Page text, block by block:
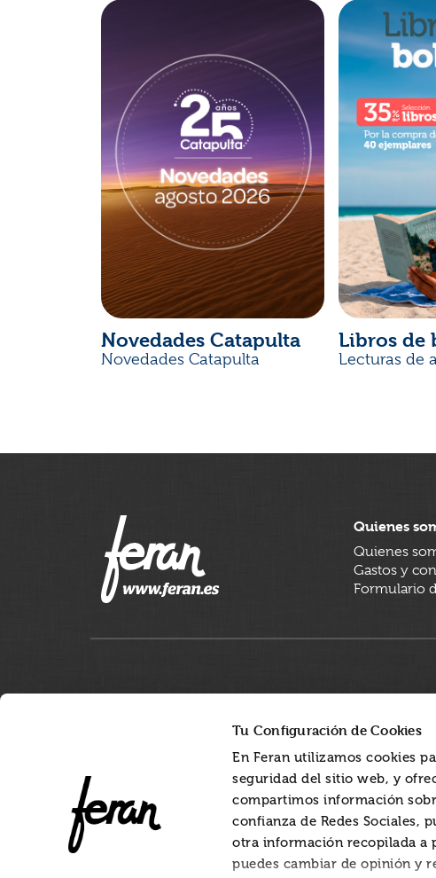
Tu Configuración de Cookies
En Feran utilizamos cookies
seguridad del sitio web, y
compartimos información
confianza de Redes Sociales,
otra información recopilada a
puedes cambiar de opinión y
Novedades Catapulta
Novedades Catapulta
Libros de
Lecturas de
Quienes
Quienes
Gastos y
Formulario